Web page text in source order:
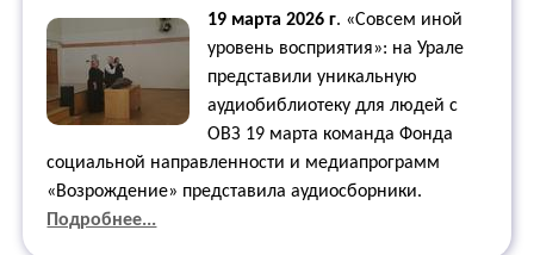
19 марта 2026 г. «Совсем иной
уровень восприятия»: на Урале
представили уникальную
аудиобиблиотеку для людей с
ОВЗ 19 марта команда Фонда
социальной направленности и медиапрограмм
«Возрождение» представила аудиосборники.
Подробнее...